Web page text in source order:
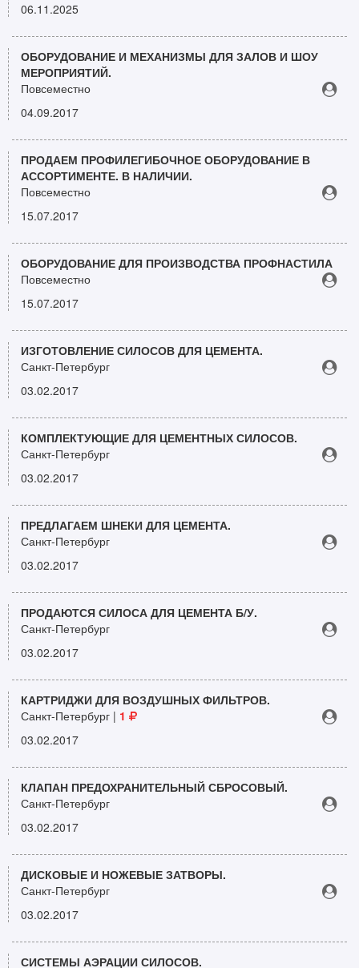
06.11.2025
ОБОРУДОВАНИЕ И МЕХАНИЗМЫ ДЛЯ ЗАЛОВ И ШОУ
МЕРОПРИЯТИЙ.
Повсеместно
04.09.2017
ПРОДАЕМ ПРОФИЛЕГИБОЧНОЕ ОБОРУДОВАНИЕ В
АССОРТИМЕНТЕ. В НАЛИЧИИ.
Повсеместно
15.07.2017
ОБОРУДОВАНИЕ ДЛЯ ПРОИЗВОДСТВА ПРОФНАСТИЛА
Повсеместно
15.07.2017
ИЗГОТОВЛЕНИЕ СИЛОСОВ ДЛЯ ЦЕМЕНТА.
Санкт-Петербург
03.02.2017
КОМПЛЕКТУЮЩИЕ ДЛЯ ЦЕМЕНТНЫХ СИЛОСОВ.
Санкт-Петербург
03.02.2017
ПРЕДЛАГАЕМ ШНЕКИ ДЛЯ ЦЕМЕНТА.
Санкт-Петербург
03.02.2017
ПРОДАЮТСЯ СИЛОСА ДЛЯ ЦЕМЕНТА Б/У.
Санкт-Петербург
03.02.2017
КАРТРИДЖИ ДЛЯ ВОЗДУШНЫХ ФИЛЬТРОВ.
Санкт-Петербург | 1
03.02.2017
КЛАПАН ПРЕДОХРАНИТЕЛЬНЫЙ СБРОСОВЫЙ.
Санкт-Петербург
03.02.2017
ДИСКОВЫЕ И НОЖЕВЫЕ ЗАТВОРЫ.
Санкт-Петербург
03.02.2017
СИСТЕМЫ АЭРАЦИИ СИЛОСОВ.